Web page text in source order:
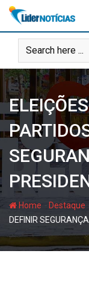
Skip
content
Home Destaque
DEFINIR